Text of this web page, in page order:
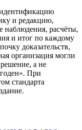
и редакцию,
расчёты,
и итог по каждому
доказательств,
организация могли
а не
При
стандарта